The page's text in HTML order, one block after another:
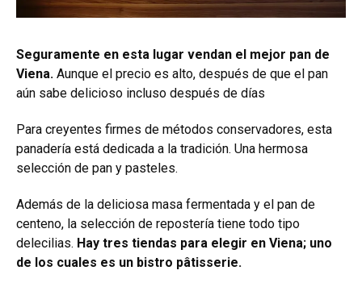
Seguramente en esta lugar vendan el mejor pan de
Viena. Aunque el precio es alto, después de que el pan
aún sabe delicioso incluso después de días
Para creyentes firmes de métodos conservadores, esta
panadería está dedicada a la tradición. Una hermosa
selección de pan y pasteles.
Además de la deliciosa masa fermentada y el pan de
centeno, la selección de repostería tiene todo tipo
delecilias. Hay tres tiendas para elegir en Viena; uno
de los cuales es un bistro pâtisserie.